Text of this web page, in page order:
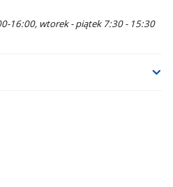
16:00, wtorek - piątek 7:30 - 15:30